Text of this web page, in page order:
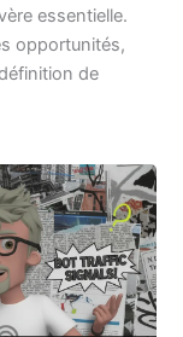
essentielle.
opportunités,
de